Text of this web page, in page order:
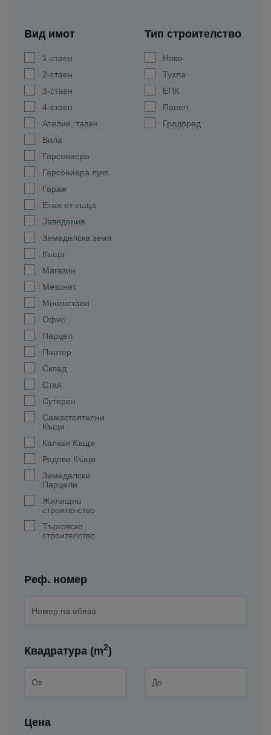
Вид имот
1-стаен
2-стаен
3-стаен
4-стаен
Ателие, таван
Вила
Гарсониера
Гарсониера лукс
Гараж
Етаж от къща
Заведение
Земеделска земя
Къща
Магазин
Мезонет
Многостаен
Офис
Парцел
Партер
Склад
Стая
Сутерен
Самостоятелни
Къщи
Калкан Къщи
Редови Къщи
Земеделски
Парцели
Жилищно
строителство
Търговско
строителство
Тип строителство
Ново
Тухла
ЕПК
Панел
Гредоред
Реф. номер
Квадратура (m2)
Цена